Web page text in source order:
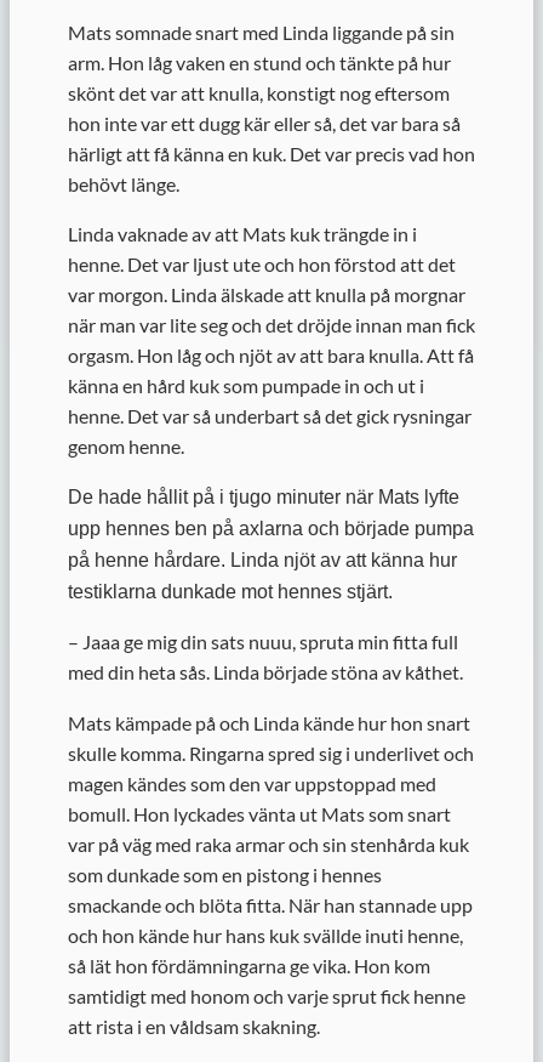
Mats somnade snart med Linda liggande på sin
arm. Hon låg vaken en stund och tänkte på hur
skönt det var att knulla, konstigt nog eftersom
hon inte var ett dugg kär eller så, det var bara så
härligt att få känna en kuk. Det var precis vad hon
behövt länge.
Linda vaknade av att Mats kuk trängde in i
henne. Det var ljust ute och hon förstod att det
var morgon. Linda älskade att knulla på morgnar
när man var lite seg och det dröjde innan man fick
orgasm. Hon låg och njöt av att bara knulla. Att få
känna en hård kuk som pumpade in och ut i
henne. Det var så underbart så det gick rysningar
genom henne.
De hade hållit på i tjugo minuter när Mats lyfte
upp hennes ben på axlarna och började pumpa
på henne hårdare. Linda njöt av att känna hur
testiklarna dunkade mot hennes stjärt.
– Jaaa ge mig din sats nuuu, spruta min fitta full
med din heta sås. Linda började stöna av kåthet.
Mats kämpade på och Linda kände hur hon snart
skulle komma. Ringarna spred sig i underlivet och
magen kändes som den var uppstoppad med
bomull. Hon lyckades vänta ut Mats som snart
var på väg med raka armar och sin stenhårda kuk
som dunkade som en pistong i hennes
smackande och blöta fitta. När han stannade upp
och hon kände hur hans kuk svällde inuti henne,
så lät hon fördämningarna ge vika. Hon kom
samtidigt med honom och varje sprut fick henne
att rista i en våldsam skakning.